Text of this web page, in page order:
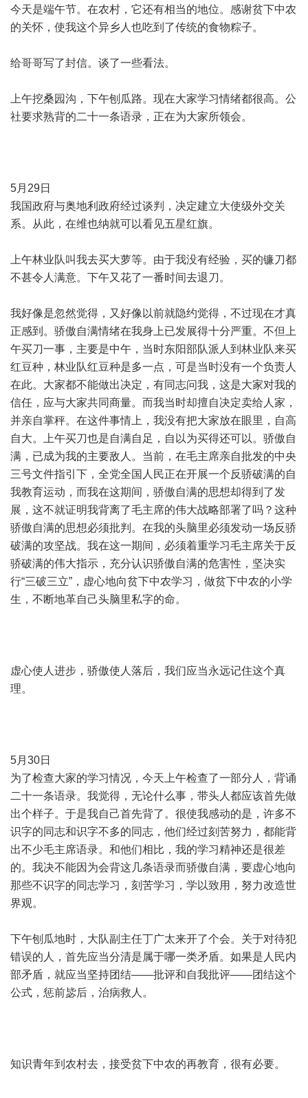
今天是端午节。在农村，它还有相当的地位。感谢贫下中农
的关怀，使我这个异乡人也吃到了传统的食物粽子。
给哥哥写了封信。谈了一些看法。
上午挖桑园沟，下午刨瓜路。现在大家学习情绪都很高。公
社要求熟背的二十一条语录，正在为大家所领会。
5月29日
我国政府与奥地利政府经过谈判，决定建立大使级外交关
系。从此，在维也纳就可以看见五星红旗。
上午林业队叫我去买大萝等。由于我没有经验，买的镰刀都
不甚令人满意。下午又花了一番时间去退刀。
我好像是忽然觉得，又好像以前就隐约觉得，不过现在才真
正感到。骄傲自满情绪在我身上已发展得十分严重。不但上
午买刀一事，主要是中午，当时东阳部队派人到林业队来买
红豆种，林业队红豆种是多一点，可是当时没有一个负责人
在此。大家都不能做出决定，有同志问我，这是大家对我的
信任，应与大家共同商量。而我当时却擅自决定卖给人家，
并亲自掌秤。在这件事情上，我没有把大家放在眼里，自高
自大。上午买刀也是自满自足，自以为买得还可以。骄傲自
满，已成为我的主要敌人。当前，在毛主席亲自批发的中央
三号文件指引下，全党全国人民正在开展一个反骄破满的自
我教育运动，而我在这期间，骄傲自满的思想却得到了发
展，这不就证明我背离了毛主席的伟大战略部署了吗？这种
骄傲自满的思想必须批判。在我的头脑里必须发动一场反骄
破满的攻坚战。我在这一期间，必须着重学习毛主席关于反
骄破满的伟大指示，充分认识骄傲自满的危害性，坚决实
行“三破三立”，虚心地向贫下中农学习，做贫下中农的小学
生，不断地革自己头脑里私字的命。
虚心使人进步，骄傲使人落后，我们应当永远记住这个真
理。
5月30日
为了检查大家的学习情况，今天上午检查了一部分人，背诵
二十一条语录。我觉得，无论什么事，带头人都应该首先做
出个样子。于是我自己首先背了。很使我感动的是，许多不
识字的同志和识字不多的同志，他们经过刻苦努力，都能背
出不少毛主席语录。和他们相比，我的学习精神还是很差
的。我决不能因为会背这几条语录而骄傲自满，要虚心地向
那些不识字的同志学习，刻苦学习，学以致用，努力改造世
界观。
下午刨瓜地时，大队副主任丁广太来开了个会。关于对待犯
错误的人，首先应当分清是属于哪一类矛盾。如果是人民内
部矛盾，就应当坚持团结——批评和自我批评——团结这个
公式，惩前毖后，治病救人。
知识青年到农村去，接受贫下中农的再教育，很有必要。